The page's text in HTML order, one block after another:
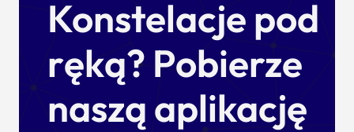
Konstelacje pod
ręką? Pobierze
naszą aplikację